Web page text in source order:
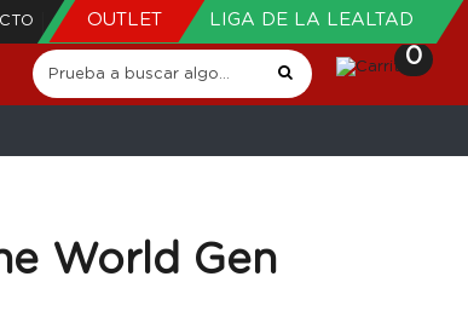
OUTLET LIGA DE LA LEALTAD
0
World Gen